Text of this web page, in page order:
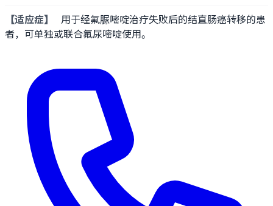
【适应症】
用于经氟脲嘧啶治疗失败后的结直肠癌转移的患
者，可单独或联合氟尿嘧啶使用。